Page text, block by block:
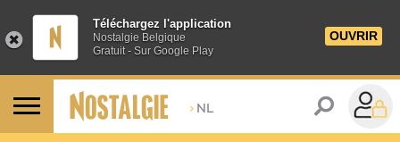
Téléchargez l'application
Nostalgie Belgique
Gratuit - Sur Google Play
OUVRIR
> NL